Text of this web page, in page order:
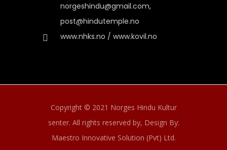
norgeshindu@gmail.com,
post@hindutemple.no
www.nhks.no / www.kovil.no
Copyright © 2021 Norges Hindu Kultur
senter. All rights reserved by, Design By:
Maestro Innovative Solution (Pvt) Ltd.